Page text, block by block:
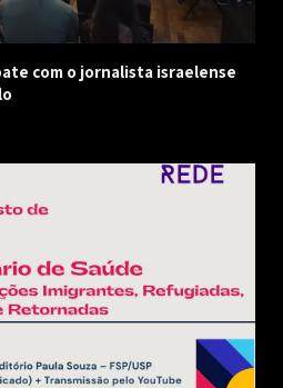
com o jornalista israelense